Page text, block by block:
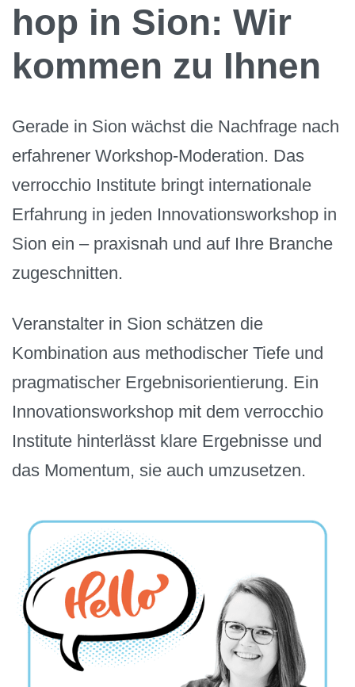
hop in Sion: Wir
kommen zu Ihnen
Gerade in Sion wächst die Nachfrage nach
erfahrener Workshop-Moderation. Das
verrocchio Institute bringt internationale
Erfahrung in jeden Innovationsworkshop in
Sion ein – praxisnah und auf Ihre Branche
zugeschnitten.
Veranstalter in Sion schätzen die
Kombination aus methodischer Tiefe und
pragmatischer Ergebnisorientierung. Ein
Innovationsworkshop mit dem verrocchio
Institute hinterlässt klare Ergebnisse und
das Momentum, sie auch umzusetzen.